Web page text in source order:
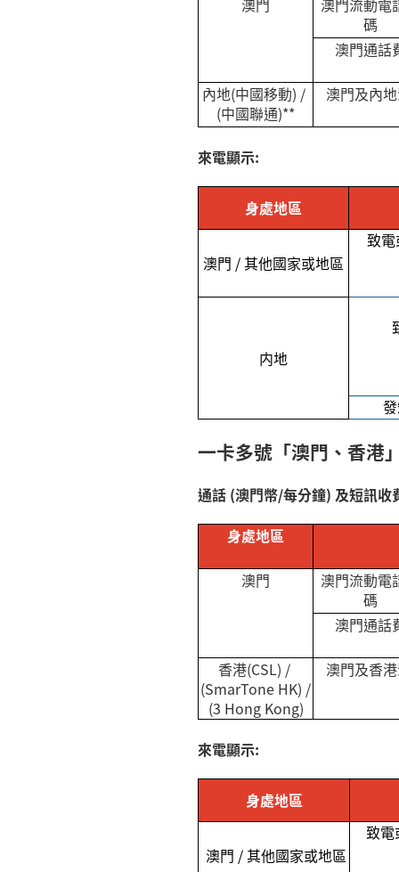
澳門
澳門流動電
碼
澳門通話
內地(中國移動) /
(中國聯通)**
澳門及內
來電顯示:
身處地區
澳門 / 其他國家或地區
致
内地
一卡多號「澳門、香港
通話 (澳門幣/每分鐘) 及短訊收
身處地區
澳門
澳門流動電
碼
澳門通話
香港(CSL) /
(SmarTone HK) /
(3 Hong Kong)
澳門及香
來電顯示:
身處地區
澳門 / 其他國家或地區
致